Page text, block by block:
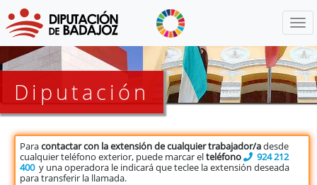
Diputación
Paracontactar con la extensión de cualquier trabajador/adesde
cualquier teléfono exterior, puede marcar elteléfono
924 212
400y una operadora le indicará que teclee la extensión deseada
para transferir la llamada.